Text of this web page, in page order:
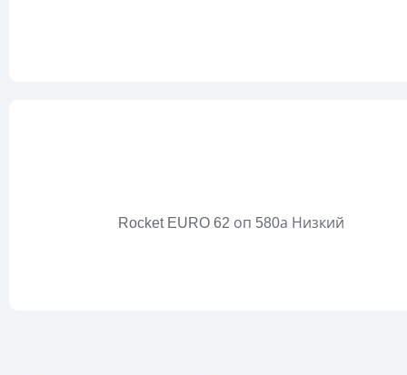
Rocket EURO 62 оп 580а Низкий